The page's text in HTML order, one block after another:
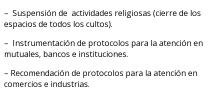
– Suspensión de actividades religiosas (cierre de los
espacios de todos los cultos).
– Instrumentación de protocolos para la atención en
mutuales, bancos e instituciones.
– Recomendación de protocolos para la atención en
comercios e industrias.